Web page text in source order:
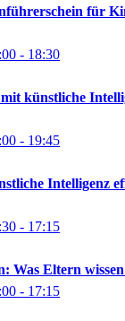
für
- 18:30
künstliche
- 19:45
Intelligenz
- 17:15
Was Eltern wissen
- 17:15